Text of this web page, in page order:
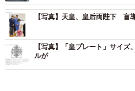
【写真】天皇、皇后両陛下 盲
【写真】「皇プレート」サイ
ルが